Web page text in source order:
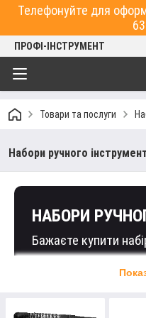
Телефонуйте для
ПРОФІ-ІНСТРУМЕНТ
Товари та послуги
Набори ручного
НАБОРИ
Бажаєте купити
для використання у
де ви зможете знайти все,